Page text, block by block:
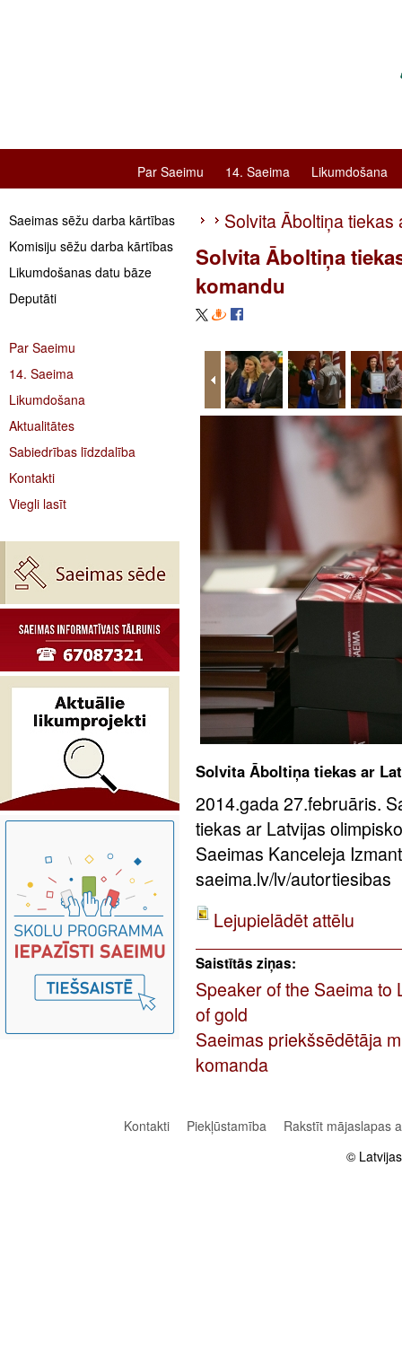
Par Saeimu 14. Saeima Likumdošana
Saeimas sēžu darba kārtības
Komisiju sēžu darba kārtības
Likumdošanas datu bāze
Deputāti
Par Saeimu
14. Saeima
Likumdošana
Aktualitātes
Sabiedrības līdzdalība
Kontakti
Viegli lasīt
Solvita Āboltiņa
Solvita Āboltiņa
komandu
Solvita Āboltiņa tiekas ar
2014.gada 27.februāris.
tiekas ar Latvijas
Saeimas Kanceleja
saeima.lv/lv/autortiesibas
Lejupielādēt attēlu
Saistītās ziņas:
Speaker of the Saeima to
of gold
Saeimas priekšsēdētāja
komanda
Kontakti Piekļūstamība
Rakstīt mājaslapas
©